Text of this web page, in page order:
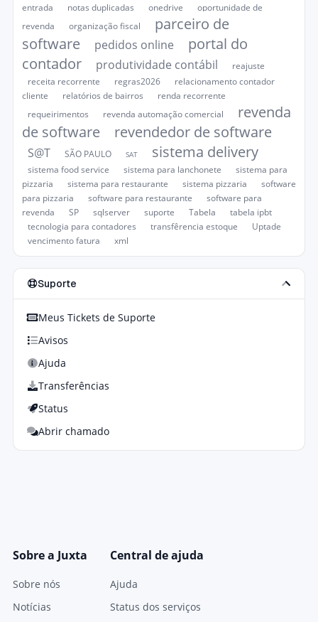
entrada
notas duplicadas onedrive
oportunidade de
revenda
organização fiscal
parceiro de
software
pedidos online
portal do
contador
produtividade contábil
reajuste
receita recorrente
regras2026
relacionamento contador
cliente
relatórios de bairros
renda recorrente
requeirimentos
revenda automação comercial
revenda
de software
revendedor de software
S@T SÃO PAULO SAT sistema delivery
sistema food service sistema para lanchonete
sistema para
pizzaria
sistema para restaurante sistema pizzaria
software
para pizzaria
software para restaurante
software para
revenda
SP sqlserver suporte Tabela
tabela ipbt
tecnologia para contadores
transfêrencia estoque
Uptade
vencimento fatura
xml
Suporte
Meus Tickets de Suporte
Avisos
Ajuda
Transferências
Status
Abrir chamado
Sobre a Juxta
Sobre nós
Notícias
Central de ajuda
Ajuda
Status dos serviços